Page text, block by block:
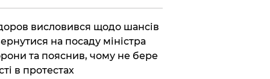
висловився щодо шансів
на посаду міністра
та пояснив, чому не бере
в протестах